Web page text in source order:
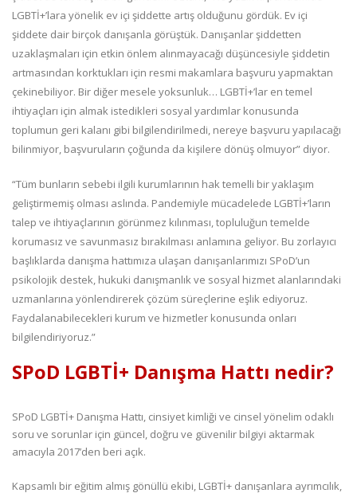
LGBTİ+’lara yönelik ev içi şiddette artış olduğunu gördük. Ev içi
şiddete dair birçok danışanla görüştük. Danışanlar şiddetten
uzaklaşmaları için etkin önlem alınmayacağı düşüncesiyle şiddetin
artmasından korktukları için resmi makamlara başvuru yapmaktan
çekinebiliyor. Bir diğer mesele yoksunluk… LGBTİ+’lar en temel
ihtiyaçları için almak istedikleri sosyal yardımlar konusunda
toplumun geri kalanı gibi bilgilendirilmedi, nereye başvuru yapılacağı
bilinmiyor, başvuruların çoğunda da kişilere dönüş olmuyor” diyor.
“Tüm bunların sebebi ilgili kurumlarının hak temelli bir yaklaşım
geliştirmemiş olması aslında. Pandemiyle mücadelede LGBTİ+’ların
talep ve ihtiyaçlarının görünmez kılınması, topluluğun temelde
korumasız ve savunmasız bırakılması anlamına geliyor. Bu zorlayıcı
başlıklarda danışma hattımıza ulaşan danışanlarımızı SPoD’un
psikolojik destek, hukuki danışmanlık ve sosyal hizmet alanlarındaki
uzmanlarına yönlendirerek çözüm süreçlerine eşlik ediyoruz.
Faydalanabilecekleri kurum ve hizmetler konusunda onları
bilgilendiriyoruz.”
SPoD LGBTİ+ Danışma Hattı nedir?
SPoD LGBTİ+ Danışma Hattı, cinsiyet kimliği ve cinsel yönelim odaklı
soru ve sorunlar için güncel, doğru ve güvenilir bilgiyi aktarmak
amacıyla 2017’den beri açık.
Kapsamlı bir eğitim almış gönüllü ekibi, LGBTİ+ danışanlara ayrımcılık,